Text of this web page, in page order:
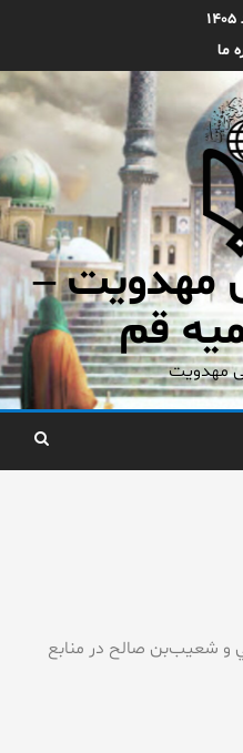
ما
مهدویت –
قم
مهدویت
و شعيب‌بن صالح در منابع